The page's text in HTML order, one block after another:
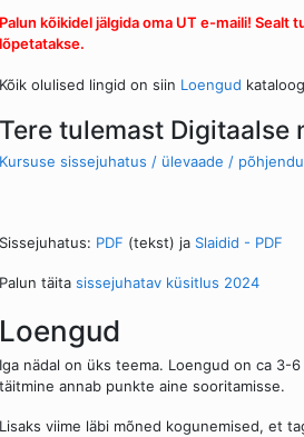
Palun kõikidel jälgida oma UT e-maili!
lõpetatakse.
Kõik olulised lingid on siin Loengud
Tere tulemast Digitaalse
Kursuse sissejuhatus / ülevaade /
Sissejuhatus: PDF (tekst) ja Slaidid - PDF
Palun täita sissejuhatav küsitlus 2024
Loengud
Iga nädal on üks teema. Loengud on ca 3-
täitmine annab punkte aine sooritamisse.
Lisaks viime läbi mõned kogunemised, et